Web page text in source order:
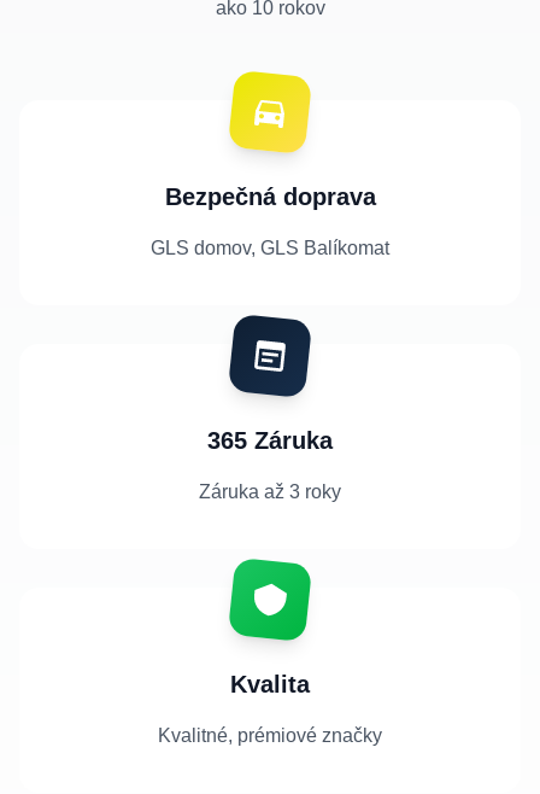
ako 10 rokov
Bezpečná doprava
GLS domov, GLS Balíkomat
365 Záruka
Záruka až 3 roky
Kvalita
Kvalitné, prémiové značky